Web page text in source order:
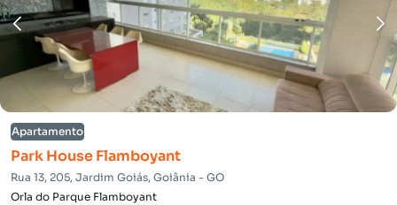
Apartamento
Park House Flamboyant
Rua 13, 205, Jardim Goiás, Goiânia - GO
Orla do Parque Flamboyant